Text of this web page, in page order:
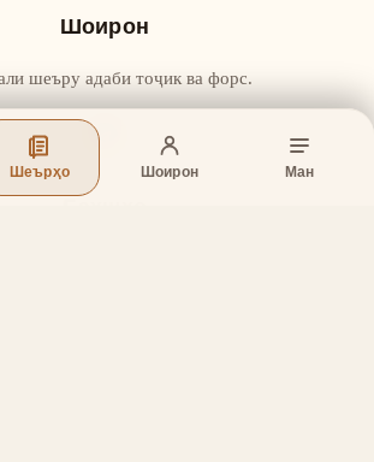
Шеърҳо Шоирон Ман
Шоирон
шеъру адаби тоҷик ва форс.